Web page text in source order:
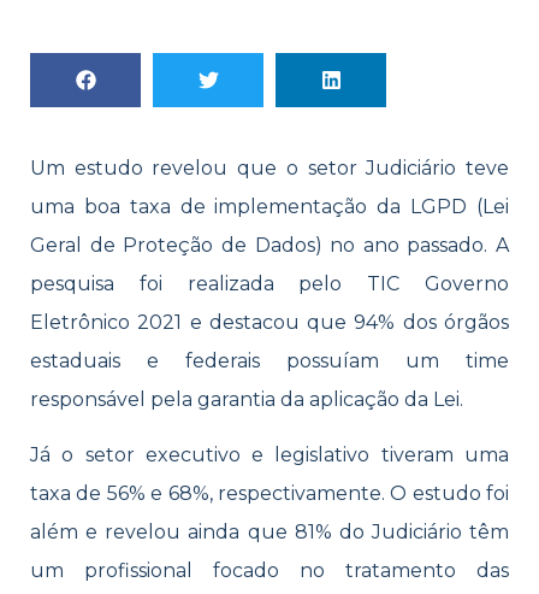
Um estudo revelou que o setor Judiciário teve
uma boa taxa de implementação da LGPD (Lei
Geral de Proteção de Dados) no ano passado. A
pesquisa foi realizada pelo TIC Governo
Eletrônico 2021 e destacou que 94% dos órgãos
estaduais e federais possuíam um time
responsável pela garantia da aplicação da Lei.
Já o setor executivo e legislativo tiveram uma
taxa de 56% e 68%, respectivamente. O estudo foi
além e revelou ainda que 81% do Judiciário têm
um profissional focado no tratamento das